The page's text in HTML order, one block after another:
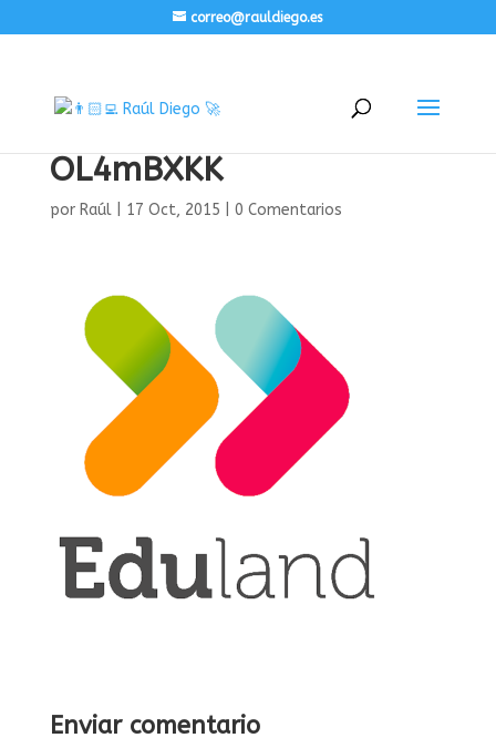
correo@rauldiego.es
OL4mBXKK
por Raúl| 17 Oct, 2015 0 Comentarios
Enviar comentario